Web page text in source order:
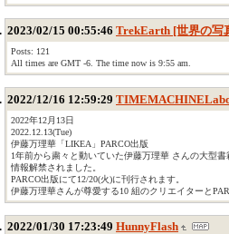
2023/02/15 00:55:46 TrekEarth [世界の写
Posts: 121
All times are GMT -6. The time now is 9:55 am.
2022/12/16 12:59:29
2022年12月13日
2022.12.13(Tue)
伊藤万理華「LIKEA」PARCO出版
1年前から粛々と動いていた伊藤万理華 さんの大型
情報解禁されました。
PARCO出版にて12/20(火)に刊行されます。
伊藤万理華さんが尊愛する10 組のクリエイターと
2022/01/30 17:23:49 HunnyFlash